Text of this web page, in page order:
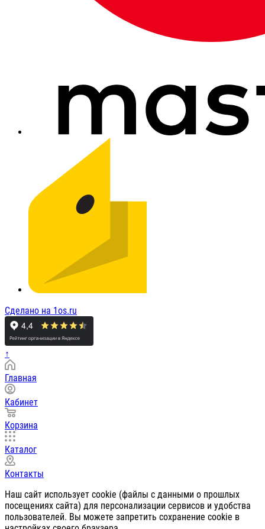
Сделано на 1os.ru
↑
Главная
Кабинет
Корзина
Каталог
Контакты
Наш сайт использует cookie (файлы с данными о прошлых
посещениях сайта) для персонализации сервисов и удобства
пользователей. Вы можете запретить сохранение cookie в